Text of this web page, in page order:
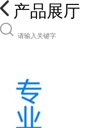
产品展厅